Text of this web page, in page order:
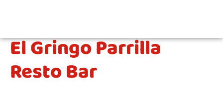
El Gringo Parrilla
Resto Bar